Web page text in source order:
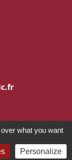
légales
what you want
Personalize